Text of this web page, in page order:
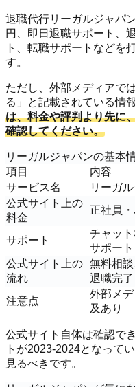
退職代行リーガルジャパ
円、即日退職サポート、
ト、転職サポートなどを
す。
ただし、外部メディアで
る」と記載されている情
は、料金や評判より先に
確認してください。
リーガルジャパンの基本
項目
内容
サービス名
リーガ
公式サイト上の
料金
正社員
サポート
チャッ
サポート
公式サイト上の
流れ
無料相
退職完了
注意点
外部メ
及あり
公式サイト自体は確認で
トが2023-2024となって
見るべきです。